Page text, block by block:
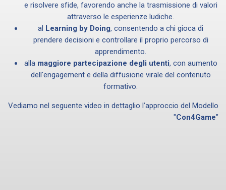
e risolvere sfide, favorendo anche la trasmissione di valori
attraverso le esperienze ludiche.
al Learning by Doing, consentendo a chi gioca di
prendere decisioni e controllare il proprio percorso di
apprendimento.
alla maggiore partecipazione degli utenti, con aumento
dell'engagement e della diffusione virale del contenuto
formativo.
Vediamo nel seguente video in dettaglio l’approccio del Modello
"Con4Game”